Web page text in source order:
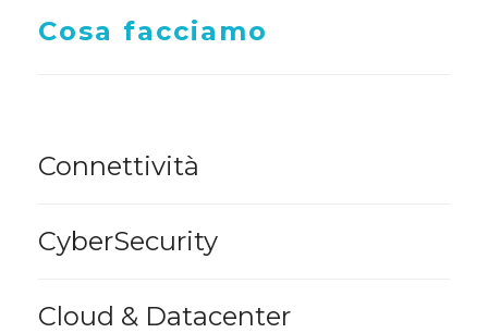
Cosa facciamo
Connettività
CyberSecurity
Cloud & Datacenter